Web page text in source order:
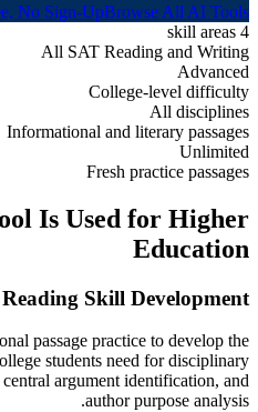
No Sign-UpBrowse All AI Tools
4 skill areas
All SAT Reading and Writing
Advanced
College-level difficulty
All disciplines
Informational and literary passages
Unlimited
Fresh practice passages
Is Used for Higher
Education
Skill Development
passage practice to develop the
students need for disciplinary
argument identification, and
author purpose analysis.